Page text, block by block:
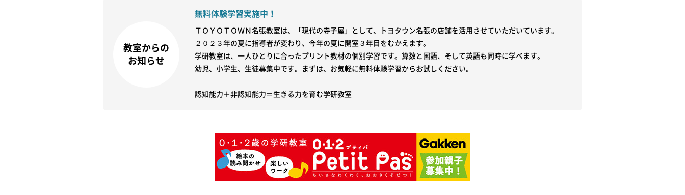
教室からの
お知らせ
無料体験学習実施中！
ＴＯＹＯＴＯＷＮ名張教室は、「現代の寺子屋」として、トヨタウン名張の店舗を活用させていただいています。
２０２３年の夏に指導者が変わり、今年の夏に開室３年目をむかえます。
学研教室は、一人ひとりに合ったプリント教材の個別学習です。算数と国語、そして英語も同時に学べます。
幼児、小学生、生徒募集中です。まずは、お気軽に無料体験学習からお試しください。